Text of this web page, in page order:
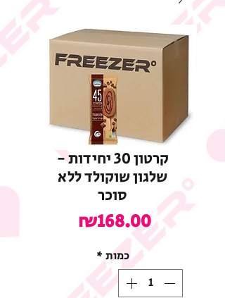
קרטון 30 יחידות -
שלגון שוקולד ללא
סוכר
₪168.00
כמות *